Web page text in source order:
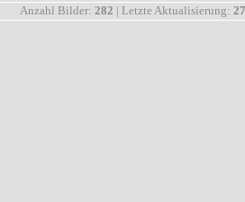
Anzahl Bilder: 282 | Letzte Aktualisierung: